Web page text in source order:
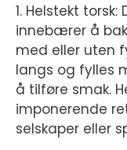
1. Helstekt
innebærer å
med eller uten
langs og fylles
å tilføre smak.
imponerende
selskaper eller